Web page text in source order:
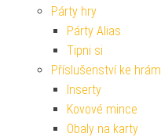
Párty hry
Párty Alias
Tipni si
Příslušenství ke hrám
Inserty
Kovové mince
Obaly na karty